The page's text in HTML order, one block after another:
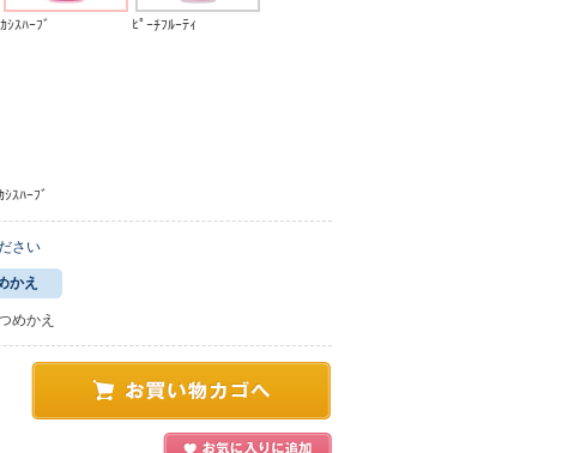
ｶｼｽﾊｰﾌﾞ ﾋﾟｰﾁﾌﾙｰﾃｨ
ｽﾊｰﾌﾞ
さい
かえ
めかえ